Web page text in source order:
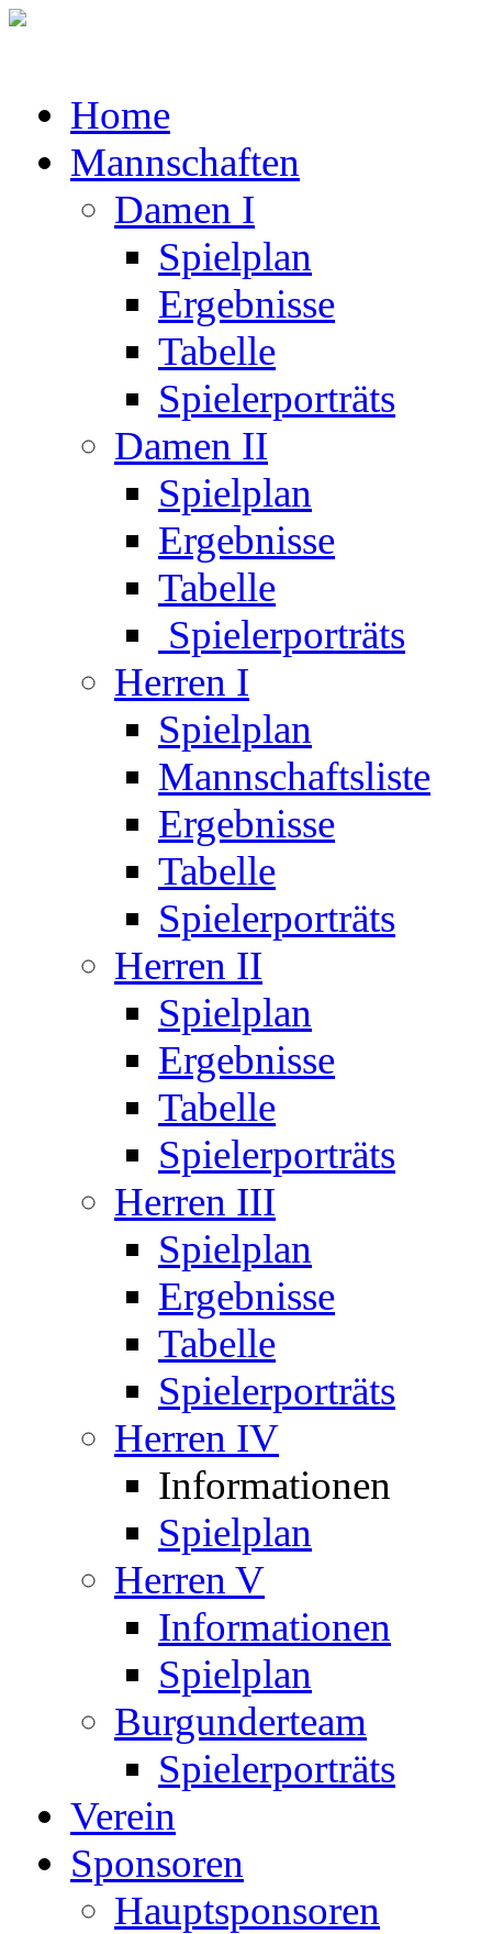
Home
Mannschaften
Damen I
Spielplan
Ergebnisse
Tabelle
Spielerporträts
Damen II
Spielplan
Ergebnisse
Tabelle
Spielerporträts
Herren I
Spielplan
Mannschaftsliste
Ergebnisse
Tabelle
Spielerporträts
Herren II
Spielplan
Ergebnisse
Tabelle
Spielerporträts
Herren III
Spielplan
Ergebnisse
Tabelle
Spielerporträts
Herren IV
Informationen
Spielplan
Herren V
Informationen
Spielplan
Burgunderteam
Spielerporträts
Verein
Sponsoren
Hauptsponsoren